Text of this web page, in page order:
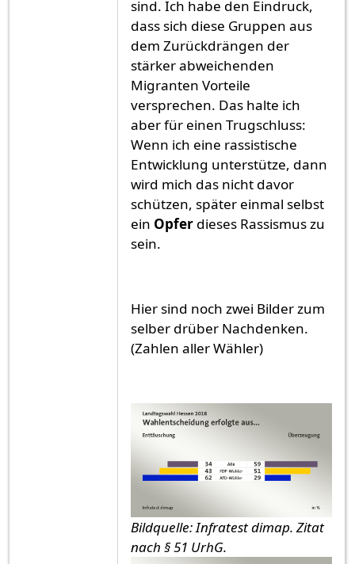
sind. Ich habe den Eindruck,
dass sich diese Gruppen aus
dem Zurückdrängen der
stärker abweichenden
Migranten Vorteile
versprechen. Das halte ich
aber für einen Trugschluss:
Wenn ich eine rassistische
Entwicklung unterstütze, dann
wird mich das nicht davor
schützen, später einmal selbst
ein Opfer dieses Rassismus zu
sein.
Hier sind noch zwei Bilder zum
selber drüber Nachdenken.
(Zahlen aller Wähler)
Bildquelle: Infratest dimap. Zitat
nach § 51 UrhG.